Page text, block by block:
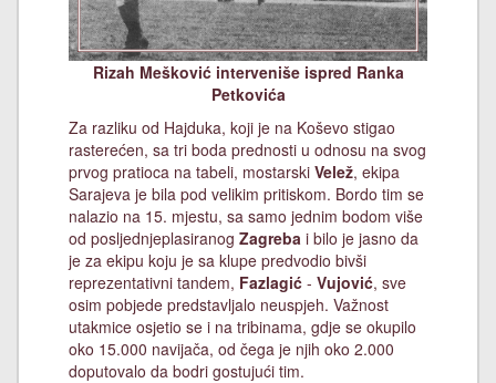
Rizah Mešković interveniše ispred Ranka
Petkovića
Za razliku od Hajduka, koji je na Koševo stigao
rasterećen, sa tri boda prednosti u odnosu na svog
prvog pratioca na tabeli, mostarski Velež, ekipa
Sarajeva je bila pod velikim pritiskom. Bordo tim se
nalazio na 15. mjestu, sa samo jednim bodom više
od posljednjeplasiranog Zagreba i bilo je jasno da
je za ekipu koju je sa klupe predvodio bivši
reprezentativni tandem, Fazlagić - Vujović, sve
osim pobjede predstavljalo neuspjeh. Važnost
utakmice osjetio se i na tribinama, gdje se okupilo
oko 15.000 navijača, od čega je njih oko 2.000
doputovalo da bodri gostujući tim.